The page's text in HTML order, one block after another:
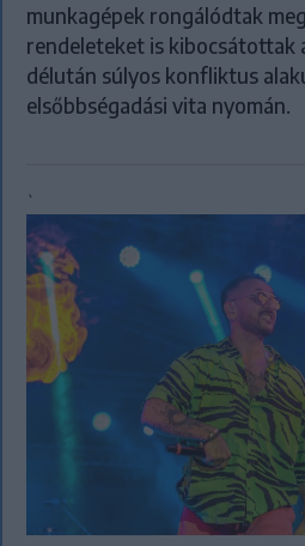
munkagépek rongálódtak
rendeleteket is kibocsátottak
délután súlyos konfliktus
elsőbbségadási vita nyomán.
`